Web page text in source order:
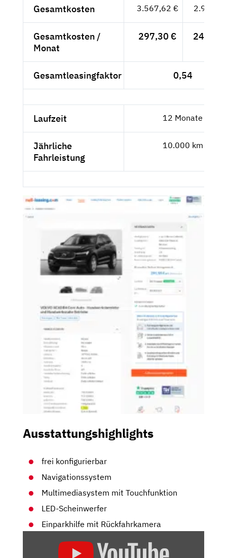
Gesamtkosten 3.567,62 € 2.998,--
Gesamtkosten /
Monat
297,30 € 249,83
Gesamtleasingfaktor 0,54
Laufzeit 12 Monate
Jährliche
Fahrleistung
10.000 km
Ausstattungshighlights
frei konfigurierbar
Navigationssystem
Multimediasystem mit Touchfunktion
LED-Scheinwerfer
Einparkhilfe mit Rückfahrkamera
KAUFBERATUNG: